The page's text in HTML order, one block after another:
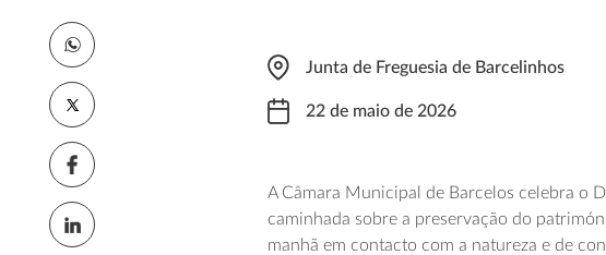
Junta de Freguesia de Barcelinhos
22 de maio de 2026
A Câmara Municipal de Barcelos celebra o
caminhada sobre a preservação do
manhã em contacto com a natureza e de